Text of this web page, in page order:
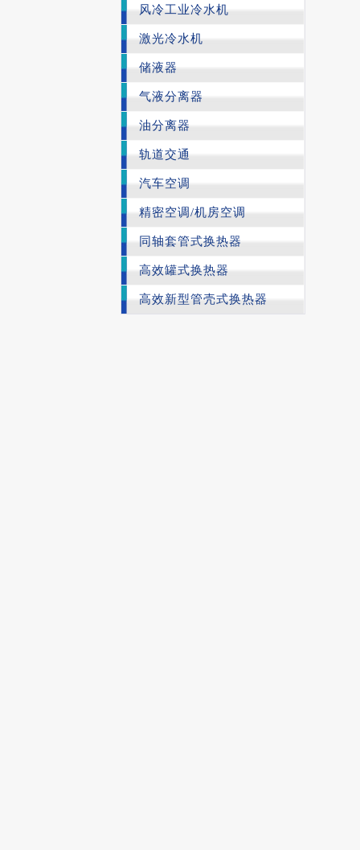
风冷工业冷水机
激光冷水机
储液器
气液分离器
油分离器
轨道交通
汽车空调
精密空调/机房空调
同轴套管式换热器
高效罐式换热器
高效新型管壳式换热器